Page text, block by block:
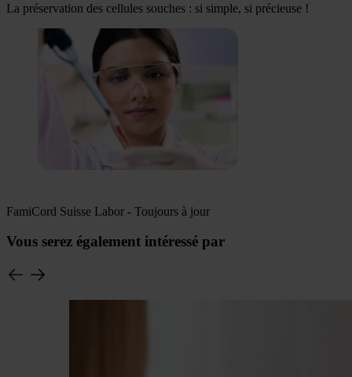
La préservation des cellules souches : si simple, si précieuse !
FamiCord Suisse Labor - Toujours à jour
Vous serez également intéressé par